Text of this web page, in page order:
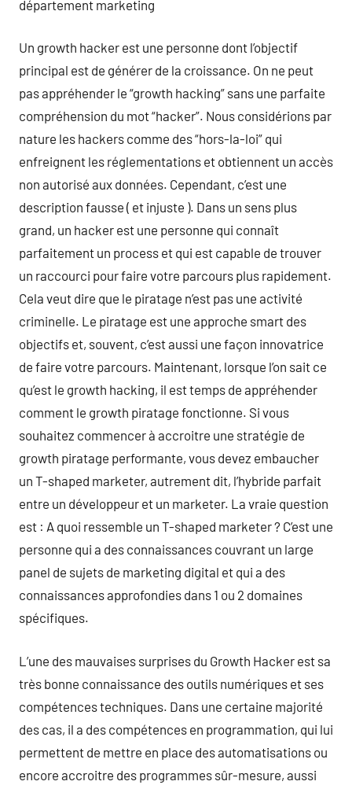
département marketing
Un growth hacker est une personne dont l’objectif
principal est de générer de la croissance. On ne peut
pas appréhender le “growth hacking” sans une parfaite
compréhension du mot “hacker”. Nous considérions par
nature les hackers comme des “hors-la-loi” qui
enfreignent les réglementations et obtiennent un accès
non autorisé aux données. Cependant, c’est une
description fausse ( et injuste ). Dans un sens plus
grand, un hacker est une personne qui connaît
parfaitement un process et qui est capable de trouver
un raccourci pour faire votre parcours plus rapidement.
Cela veut dire que le piratage n’est pas une activité
criminelle. Le piratage est une approche smart des
objectifs et, souvent, c’est aussi une façon innovatrice
de faire votre parcours. Maintenant, lorsque l’on sait ce
qu’est le growth hacking, il est temps de appréhender
comment le growth piratage fonctionne. Si vous
souhaitez commencer à accroitre une stratégie de
growth piratage performante, vous devez embaucher
un T-shaped marketer, autrement dit, l’hybride parfait
entre un développeur et un marketer. La vraie question
est : A quoi ressemble un T-shaped marketer ? C’est une
personne qui a des connaissances couvrant un large
panel de sujets de marketing digital et qui a des
connaissances approfondies dans 1 ou 2 domaines
spécifiques.
L’une des mauvaises surprises du Growth Hacker est sa
très bonne connaissance des outils numériques et ses
compétences techniques. Dans une certaine majorité
des cas, il a des compétences en programmation, qui lui
permettent de mettre en place des automatisations ou
encore accroitre des programmes sûr-mesure, aussi